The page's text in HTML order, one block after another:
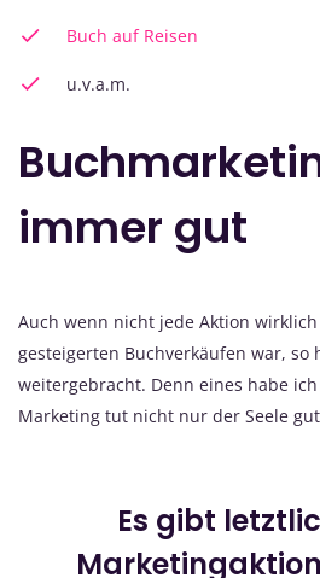
Buch auf Reisen
u.v.a.m.
immer gut
Auch wenn nicht jede Aktion
gesteigerten Buchverkäufen war, so
weitergebracht. Denn eines habe
Marketing tut nicht nur der Seele
Es gibt